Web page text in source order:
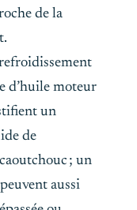
de la
d’huile moteur
un
de
; un
aussi